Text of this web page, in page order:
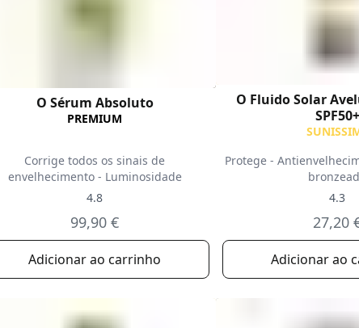
O Sérum Absoluto
PREMIUM
Corrige todos os sinais de
envelhecimento - Luminosidade
4.8
99,90 €
Adicionar ao carrinho
O Fluido Solar
SPF50+
Protege -
4.3
27,20
Adicionar ao